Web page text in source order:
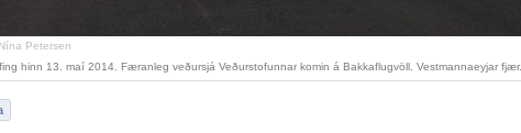
Petersen
hinn 13. maí 2014. Færanleg veðursjá Veðurstofunnar komin á Bakkaflugvöll. Vestmannaeyjar fjær.